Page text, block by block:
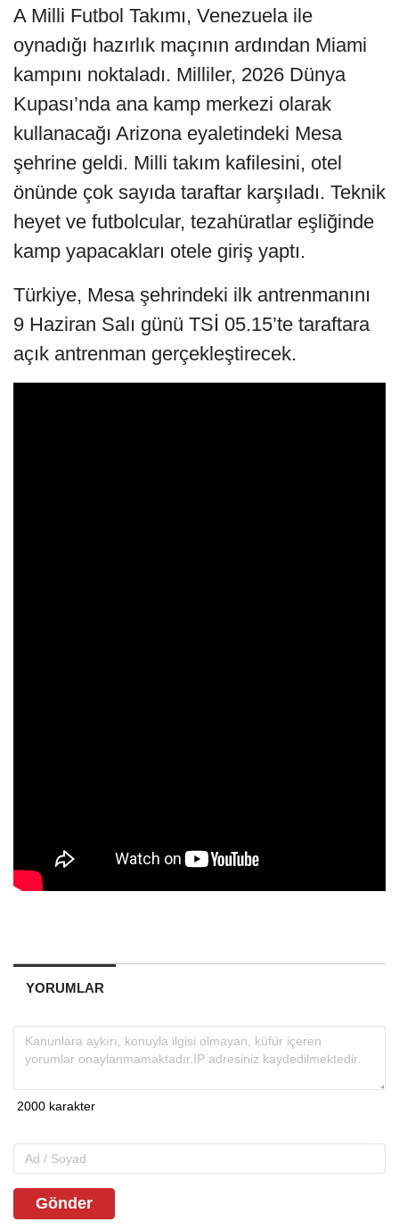
A Milli Futbol Takımı, Venezuela ile
oynadığı hazırlık maçının ardından Miami
kampını noktaladı. Milliler, 2026 Dünya
Kupası’nda ana kamp merkezi olarak
kullanacağı Arizona eyaletindeki Mesa
şehrine geldi. Milli takım kafilesini, otel
önünde çok sayıda taraftar karşıladı. Teknik
heyet ve futbolcular, tezahüratlar eşliğinde
kamp yapacakları otele giriş yaptı.
Türkiye, Mesa şehrindeki ilk antrenmanını
9 Haziran Salı günü TSİ 05.15’te taraftara
açık antrenman gerçekleştirecek.
YORUMLAR
Gönder